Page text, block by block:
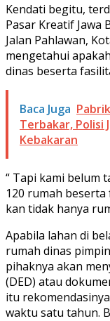
Kendati begitu,
Pasar Kreatif Jawa
Jalan Pahlawan,
mengetahui
dinas beserta
Baca Juga
Terbakar, Polisi
Kebakaran
“ Tapi kami belum
120 rumah beserta
kan tidak hanya
Apabila lahan di
rumah dinas
pihaknya akan
(DED) atau
itu
waktu satu tahun.